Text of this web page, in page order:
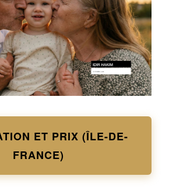
ET PRIX (ÎLE-DE-
FRANCE)